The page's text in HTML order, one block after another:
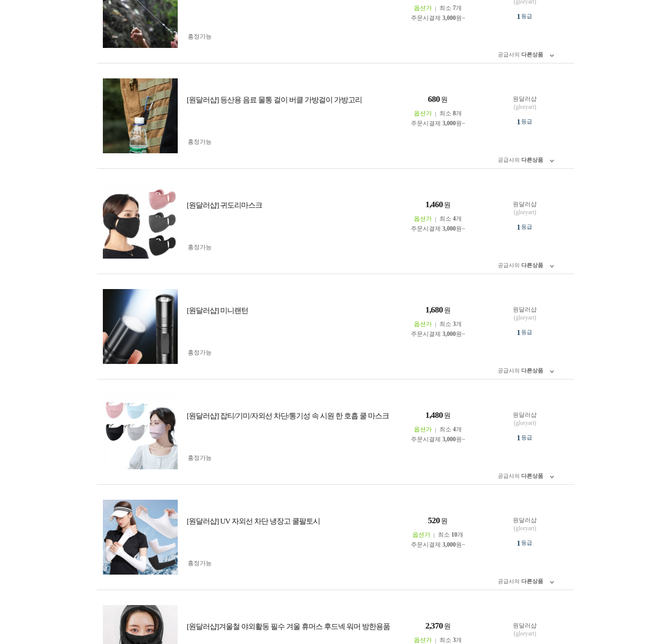
옵션가 최소 7개
주문시결제 3,000원~
흥정가능
(gloryart)
1 등급
공급사의 다른상품
[원달러샵] 등산용 음료 물통 걸이 버클 가방걸이 가방고리 680 원
옵션가 최소 8개
주문시결제 3,000원~
흥정가능
원달러샵
(gloryart)
1 등급
공급사의 다른상품
[원달러샵] 귀도리마스크 1,460 원
옵션가 최소 4개
주문시결제 3,000원~
흥정가능
원달러샵
(gloryart)
1 등급
공급사의 다른상품
[원달러샵] 미니랜턴 1,680 원
옵션가 최소 3개
주문시결제 3,000원~
흥정가능
원달러샵
(gloryart)
1 등급
공급사의 다른상품
[원달러샵] 잡티/기미/자외선 차단/통기성 속 시원 한 호흡 쿨 마스크 1,480 원
옵션가 최소 4개
주문시결제 3,000원~
흥정가능
원달러샵
(gloryart)
1 등급
공급사의 다른상품
[원달러샵] UV 자외선 차단 냉장고 쿨팔토시 520 원
옵션가 최소 10개
주문시결제 3,000원~
흥정가능
원달러샵
(gloryart)
1 등급
공급사의 다른상품
[원달러샵]겨울철 야외활동 필수 겨울 휴머스 후드넥 워머 방한용품 2,370 원
옵션가 최소 3개
원달러샵
(gloryart)